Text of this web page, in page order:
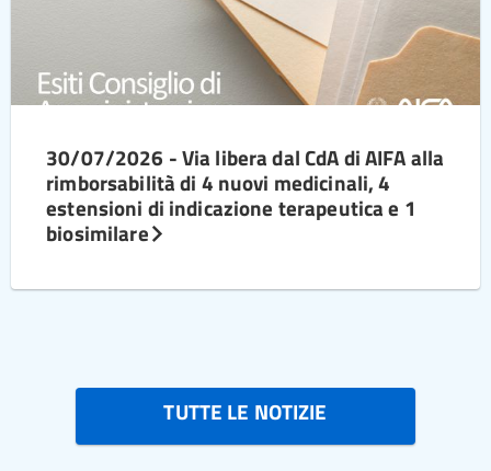
30/07/2026 - Via libera dal CdA di AIFA alla
rimborsabilità di 4 nuovi medicinali, 4
estensioni di indicazione terapeutica e 1
biosimilare
TUTTE LE NOTIZIE